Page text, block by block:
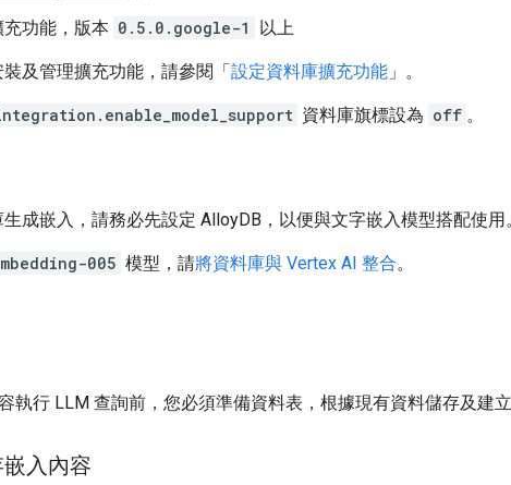
充功能，版本 0.5.0.google-1 以上
及管理擴充功能，請參閱「設定資料庫擴充功能 」。
資料庫旗標設為 off 。
成嵌入，請務必先設定 AlloyDB，以便與文字嵌入模型搭配使用
005 模型，請將資料庫與 Vertex AI 整合。
執行 LLM 查詢前，您必須準備資料表，根據現有資料儲存及建立
入內容